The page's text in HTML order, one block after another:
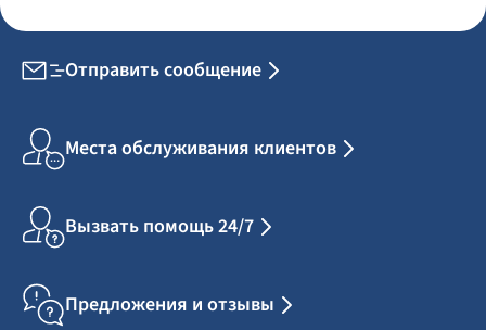
Отправить сообщение
Места обслуживания клиентов
Вызвать помощь 24/7
Предложения и отзывы